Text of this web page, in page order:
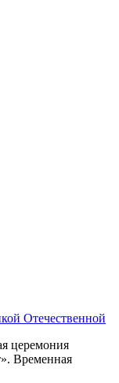
Отечественной
церемония
Временная